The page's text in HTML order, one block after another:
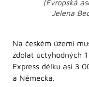
(Evropská
Jelena
Na českém území
zdolat úctyhodných
Express délku asi 3
a Německa.